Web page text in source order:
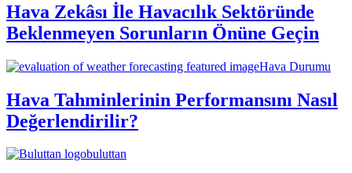
Hava Zekâsı İle Havacılık Sektöründe
Beklenmeyen Sorunların Önüne Geçin
Hava Durumu
Hava Tahminlerinin Performansını Nasıl
Değerlendirilir?
buluttan